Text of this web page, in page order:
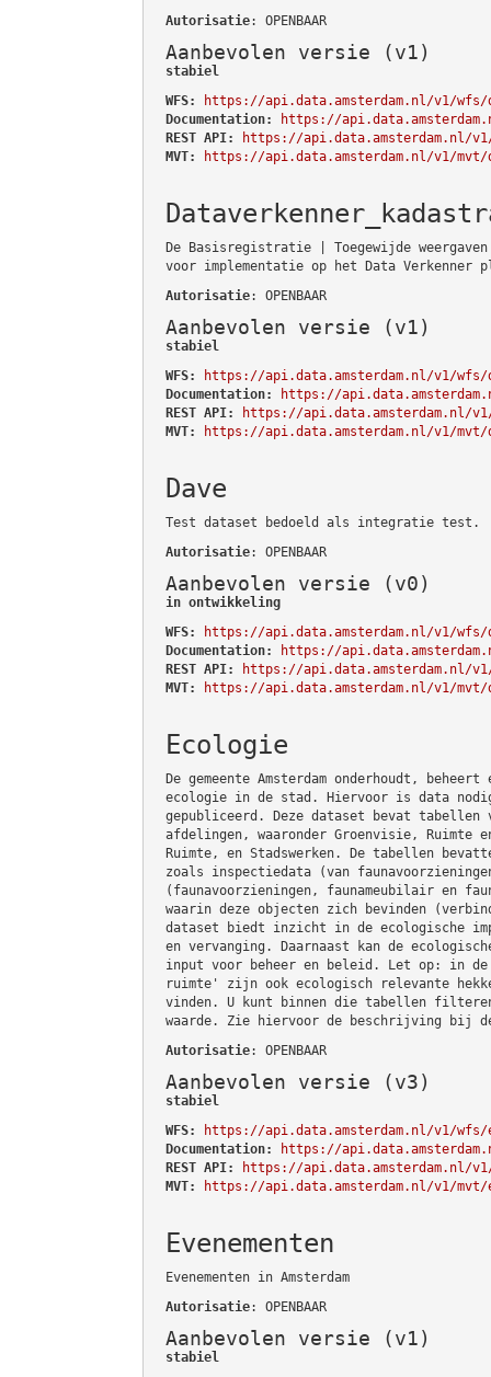
Autorisatie: OPENBAAR
Aanbevolen versie (v1)
stabiel
WFS:
https://api.data.amsterdam.nl/v1/wfs/
Documentation:
https://
REST API:
https://api.data.amsterdam.nl/
MVT:
https://api.data.amsterdam.nl/v1/
De Basisregistratie | Toegewijde
voor implementatie op het Data Verkenner
Autorisatie: OPENBAAR
Aanbevolen versie (v1)
stabiel
WFS:
https://api.data.amsterdam.nl/v1/wfs/
Documentation:
https://
REST API:
https://api.data.amsterdam.nl/
MVT:
https://api.data.amsterdam.nl/v1/mvt/
Dave
Test dataset bedoeld als integratie test.
Autorisatie: OPENBAAR
Aanbevolen versie (v0)
in ontwikkeling
WFS:
https://api.data.amsterdam.nl/v1/wfs/
Documentation:
https://
REST API:
https://api.data.amsterdam.nl/
MVT:
https://api.data.amsterdam.nl/v1/mvt/
Ecologie
De gemeente Amsterdam onderhoudt,
ecologie in de stad. Hiervoor is data
gepubliceerd. Deze dataset bevat tabellen
afdelingen, waaronder Groenvisie, Ruimte
Ruimte, en Stadswerken. De tabellen
zoals inspectiedata (van
(faunavoorzieningen, faunameubilair en
waarin deze objecten zich bevinden
dataset biedt inzicht in de ecologische
en vervanging. Daarnaast kan de
input voor beheer en beleid. Let op: in de
ruimte' zijn ook ecologisch relevante
vinden. U kunt binnen die tabellen
waarde. Zie hiervoor de beschrijving bij
Autorisatie: OPENBAAR
Aanbevolen versie (v3)
stabiel
WFS:
https://api.data.amsterdam.nl/v1/wfs/
Documentation:
https://
REST API:
https://api.data.amsterdam.nl/
MVT:
https://api.data.amsterdam.nl/v1/mvt/
Evenementen
Evenementen in Amsterdam
Autorisatie: OPENBAAR
Aanbevolen versie (v1)
stabiel